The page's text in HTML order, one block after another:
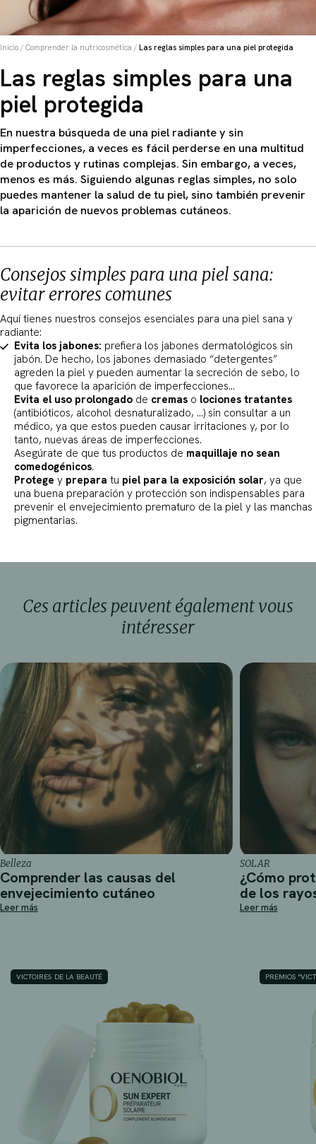
Inicio / Comprender la nutricosmética / Las reglas simples para una piel protegida
Las reglas simples para una
piel protegida
En nuestra búsqueda de una piel radiante y sin
imperfecciones, a veces es fácil perderse en una multitud
de productos y rutinas complejas. Sin embargo, a veces,
menos es más. Siguiendo algunas reglas simples, no solo
puedes mantener la salud de tu piel, sino también prevenir
la aparición de nuevos problemas cutáneos.
Consejos simples para una piel sana:
evitar errores comunes
Aquí tienes nuestros consejos esenciales para una piel sana y
radiante:
Evita los jabones: prefiera los jabones dermatológicos sin
jabón. De hecho, los jabones demasiado “detergentes”
agreden la piel y pueden aumentar la secreción de sebo, lo
que favorece la aparición de imperfecciones…
Evita el uso prolongado de cremas o lociones tratantes
(antibióticos, alcohol desnaturalizado, …) sin consultar a un
médico, ya que estos pueden causar irritaciones y, por lo
tanto, nuevas áreas de imperfecciones.
Asegúrate de que tus productos de maquillaje no sean
comedogénicos.
Protege y prepara tu piel para la exposición solar, ya que
una buena preparación y protección son indispensables para
prevenir el envejecimiento prematuro de la piel y las manchas
pigmentarias.
Ces articles peuvent également vous
intéresser
Belleza
Comprender las causas del
envejecimiento cutáneo
Leer más
SOLAR
¿Cómo
de los
Leer más
VICTOIRES DE LA BEAUTÉ PREMIOS